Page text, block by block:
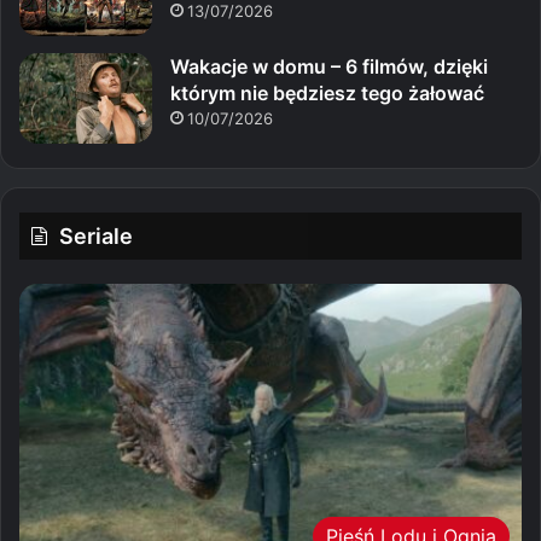
13/07/2026
Wakacje w domu – 6 filmów, dzięki
którym nie będziesz tego żałować
10/07/2026
Seriale
Pieśń Lodu i Ognia